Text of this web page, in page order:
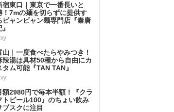
宿東口｜東京で一番長いと
！7mの麺を切らずに提供す
ビャンビャン麺専門店『秦唐
山｜一度食べたらやみつき！
辣湯は具材50種から自由にカ
タム可能『TAN TAN』
額2980円で毎本半額！『クラ
トビール100』のちょい飲み
ブスクに注目